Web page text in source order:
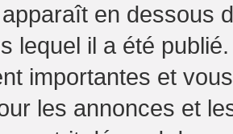
en dessous
lequel il a été
importantes et
les annonces et